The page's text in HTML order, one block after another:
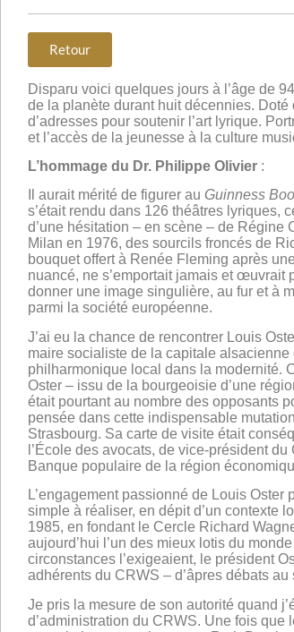
Retour
Disparu voici quelques jours à l’âge de
de la planète durant huit décennies.
d’adresses pour soutenir l’art lyrique.
et l’accès de la jeunesse à la culture
L’hommage du Dr. Philippe Olivier :
Il aurait mérité de figurer au Guinness
s’était rendu dans 126 théâtres lyriques,
d’une hésitation – en scène – de Régine
Milan en 1976, des sourcils froncés de
bouquet offert à Renée Fleming après
nuancé, ne s’emportait jamais et œuvrait
donner une image singulière, au fur et à
parmi la société européenne.
J’ai eu la chance de rencontrer Louis
maire socialiste de la capitale alsacienne
philharmonique local dans la modernité.
Oster – issu de la bourgeoisie d’une
était pourtant au nombre des opposants
pensée dans cette indispensable
Strasbourg. Sa carte de visite était
l’École des avocats, de vice-président
Banque populaire de la région
L’engagement passionné de Louis
simple à réaliser, en dépit d’un contexte
1985, en fondant le Cercle Richard
aujourd’hui l’un des mieux lotis du
circonstances l’exigeaient, le président
adhérents du CRWS – d’âpres débats
Je pris la mesure de son autorité quand
d’administration du CRWS. Une fois